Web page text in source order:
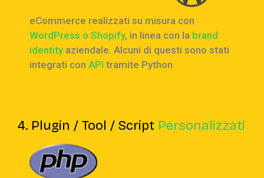
eCommerce realizzati su misura con
WordPress o Shopify, in linea con la brand
identityaziendale. Alcuni di questi sono stati
integrati con API tramite Python.
4. Plugin / Tool / Script Personalizzati